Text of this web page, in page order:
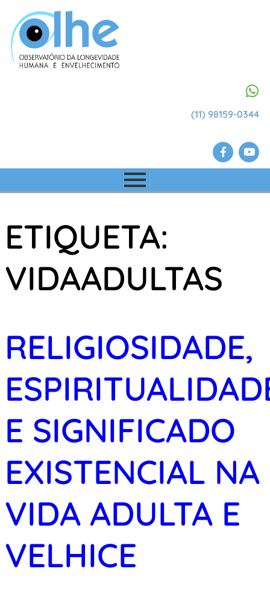
(11) 98159-0344
ETIQUETA:
VIDAADULTAS
RELIGIOSIDADE,
E SIGNIFICADO
EXISTENCIAL NA
VIDA ADULTA E
VELHICE